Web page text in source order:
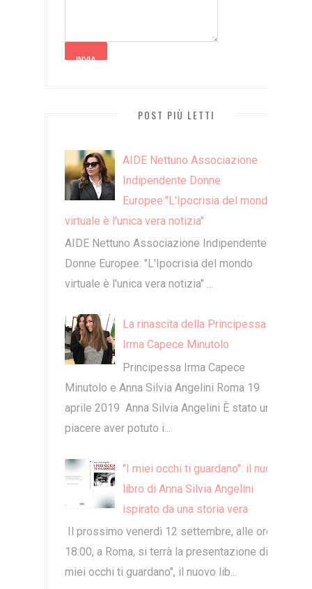
POST PIÙ LETTI
​AIDE Nettuno Associazione
Indipendente Donne
Europee:"L'Ipocrisia del mondo
virtuale è l'unica vera notizia"
​AIDE Nettuno Associazione Indipendente
Donne Europee: "L'Ipocrisia del mondo
virtuale è l'unica vera notizia" ...
La rinascita della Principessa
Irma Capece Minutolo
Principessa Irma Capece
Minutolo e Anna Silvia Angelini Roma 19
aprile 2019 Anna Silvia Angelini È stato un
piacere aver potuto i...
"I miei occhi ti guardano": il nuovo
libro di Anna Silvia Angelini
ispirato da una storia vera
​ ​Il prossimo venerdì 12 settembre, alle ore
18:00, a Roma, si terrà la presentazione di "I
miei occhi ti guardano", il nuovo lib...